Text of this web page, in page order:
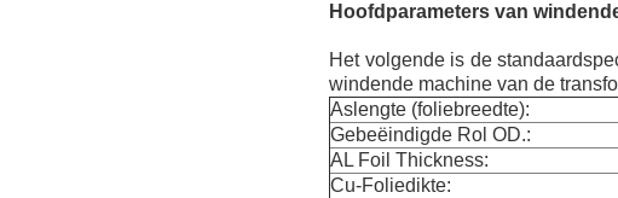
Hoofdparameters van
Het volgende is de
windende machine van de
Aslengte (foliebreedte):
Gebeëindigde Rol OD.:
AL Foil Thickness:
Cu-Foliedikte: